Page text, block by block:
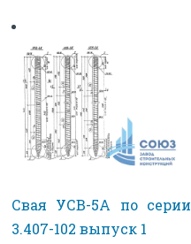
Свая УСВ-5А по серии
3.407-102 выпуск 1